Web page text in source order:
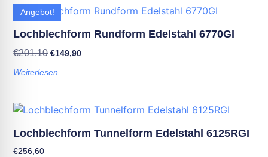
Angebot!
Lochblechform Rundform Edelstahl 6770GI
€201,10 €149,90
Weiterlesen
Lochblechform Tunnelform Edelstahl 6125RGI
€256,60